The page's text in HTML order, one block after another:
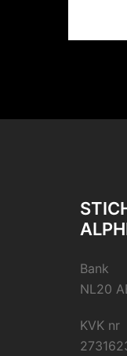
Bank
NL20
KVK nr